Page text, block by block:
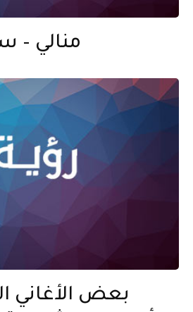
منالي –
بعض الأغاني